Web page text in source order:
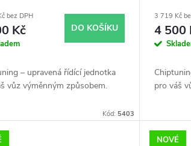
bez DPH
Kč DO KOŠÍKU
– upravená řídící jednotka
vůz výměnným způsobem.
Kód: 5403
3 719 Kč
4 500
pro váš
NOVÉ